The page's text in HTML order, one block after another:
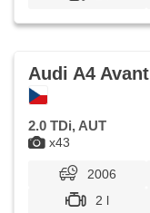
x43
Audi A4 Avant
2.0 TDi, AUT
2006
2 l